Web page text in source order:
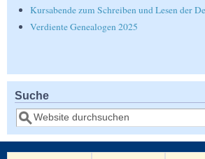
Kursabende zum Schreiben und Lesen der
Verdiente Genealogen 2025
Suche
Suche